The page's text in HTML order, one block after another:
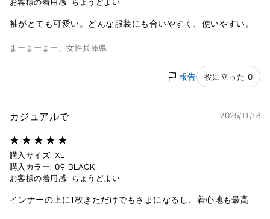
お客様の着用感: ちょうどよい
袖がとても可愛い。どんな服装にも合いやすく、使いやすい。
まーまーまー、女性兵庫県
報告 役に立った 0
カジュアルで 2025/11/18
購入サイズ: XL
購入カラー: 09 BLACK
お客様の着用感: ちょうどよい
インナーの上に1枚きただけでもさまになるし、着心地も最高